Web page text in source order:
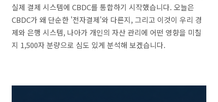
실제 결제 시스템에 CBDC를 통합하기 시작했습니다. 오늘은
CBDC가 왜 단순한 '전자결제'와 다른지, 그리고 이것이 우리 경
제와 은행 시스템, 나아가 개인의 자산 관리에 어떤 영향을 미칠
지 1,500자 분량으로 심도 있게 분석해 보겠습니다.